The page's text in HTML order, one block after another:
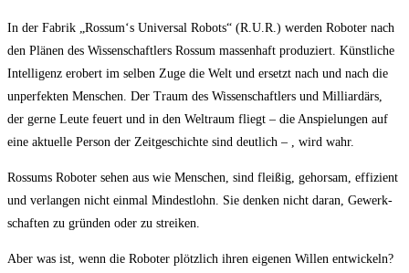
In der Fabrik „Rossum‘s Uni­ver­sal Robots“ (R.U.R.) wer­den Robo­ter nach
den Plä­nen des Wis­sen­schaft­lers Ros­sum mas­sen­haft pro­du­ziert. Künst­li­che
Intel­li­genz erobert im sel­ben Zuge die Welt und ersetzt nach und nach die
unper­fek­ten Men­schen. Der Traum des Wis­sen­schaft­lers und Mil­li­ar­därs,
der ger­ne Leu­te feu­ert und in den Welt­raum fliegt – die Anspie­lun­gen auf
eine aktu­el­le Per­son der Zeit­ge­schich­te sind deut­lich – , wird wahr.
Ros­sums Robo­ter sehen aus wie Men­schen, sind flei­ßig, gehor­sam, effi­zi­ent
und ver­lan­gen nicht ein­mal Min­dest­lohn. Sie den­ken nicht dar­an, Gewerk­
schaf­ten zu grün­den oder zu streiken.
Aber was ist, wenn die Robo­ter plötz­lich ihren eige­nen Wil­len ent­wi­ckeln?